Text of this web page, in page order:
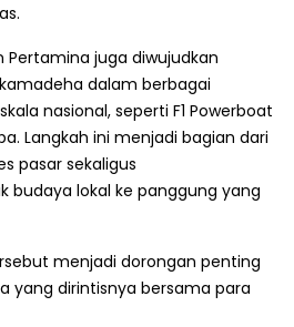
Pertamina juga diwujudkan
dalam berbagai
nasional, seperti F1 Powerboat
Langkah ini menjadi bagian dari
pasar sekaligus
budaya lokal ke panggung yang
menjadi dorongan penting
yang dirintisnya bersama para